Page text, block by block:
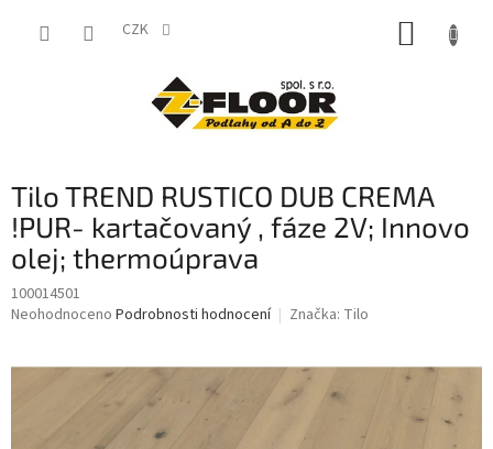
CZK
Tilo TREND RUSTICO DUB CREMA
!PUR- kartačovaný , fáze 2V; Innovo
olej; thermoúprava
100014501
Průměrné
Neohodnoceno Podrobnosti hodnocení Značka: Tilo